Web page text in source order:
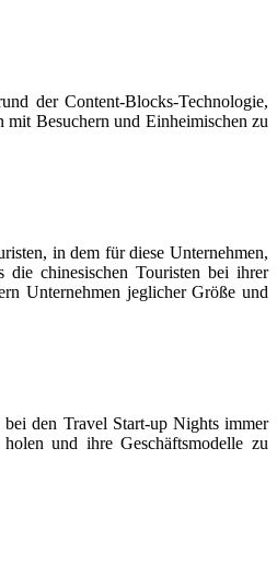
der Content-Blocks-Technologie,
mit Besuchern und Einheimischen zu
in dem für diese Unternehmen,
chinesischen Touristen bei ihrer
Unternehmen jeglicher Größe und
den Travel Start-up Nights immer
und ihre Geschäftsmodelle zu